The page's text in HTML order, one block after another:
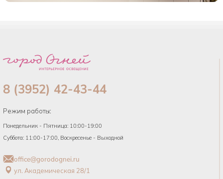
8 (3952) 42-43-44
Режим работы:
Понедельник - Пятница: 10:00-19:00
Суббота: 11:00-17:00, Воскресенье - Выходной
office@gorodognei.ru
ул. Академическая 28/1